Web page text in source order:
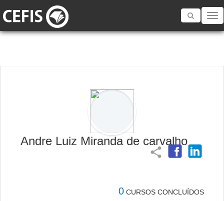
Toggle
Andre Luiz Miranda de carvalho
share
0 CURSOS CONCLUÍDOS